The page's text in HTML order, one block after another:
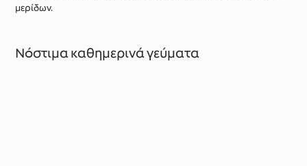
μερίδων.
Νόστιμα καθημερινά γεύματα